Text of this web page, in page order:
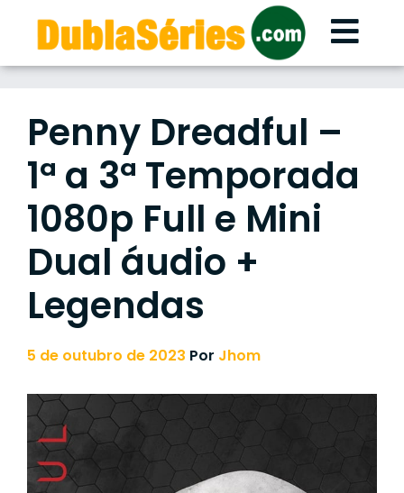
content
Penny Dreadful –
1ª a 3ª Temporada
1080p Full e Mini
Dual áudio +
Legendas
5 de outubro de 2023 Por Jhom